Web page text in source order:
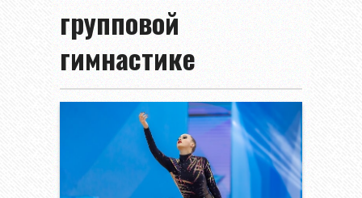
групповой
гимнастике